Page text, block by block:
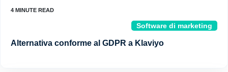
Software di marketing
Alternativa conforme al GDPR a Klaviyo